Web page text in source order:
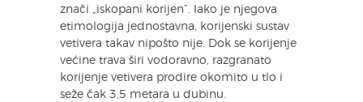
znači „iskopani korijen”. Iako je njegova
etimologija jednostavna, korijenski sustav
vetivera takav nipošto nije. Dok se korijenje
većine trava širi vodoravno, razgranato
korijenje vetivera prodire okomito u tlo i
seže čak 3,5 metara u dubinu.